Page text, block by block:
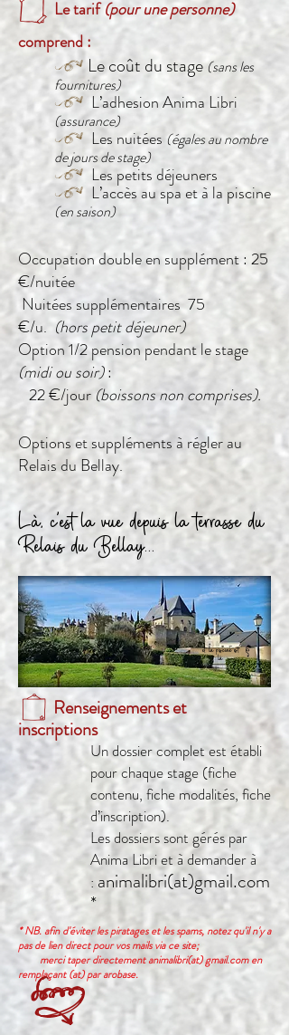
I Le tarif(pour une personne)
comprend :
e Le coût du stage(sans les
fournitures)
e L’adhesion Anima Libri
(assurance)
e Les nuitées (égales au nombre
de jours de stage)
e Les petits déjeuners
e L’accès au spa et à la piscine
(en saison)
Occupation double en supplément : 25
€/nuitée
Nuitées supplémentaires 75
€/u. (hors petit déjeuner)
Option 1/2 pension pendant le stage
(midi ou soir):
22 €/jour(boissons non comprises).
Options et suppléments à régler au
Relais du Bellay.
Là, c'est la vue depuis la terrasse du
Relais du Bellay...
et la piscine est
là a
Z Renseignements et
inscriptions
Un dossier complet est établi
pour chaque stage (fiche
contenu, fiche modalités, fiche
d’inscription).
Les dossiers sont gérés par
Anima Libri et à demander à
: animalibri(at)gmail.com
*
* NB. afin d'éviter les piratages et les spams, notez qu'il n'y a
pas de lien direct pour vos mails via ce site;
merci taper directement animalibri(at) gmail.com en
remplaçant (at) par arobase.
T k